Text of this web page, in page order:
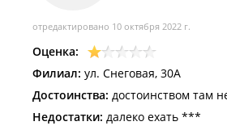
отредактировано 10 октября 2022 г.
Оценка:
Филиал: ул. Снеговая, 30А
Достоинства: достоинством там
Недостатки: далеко ехать ***